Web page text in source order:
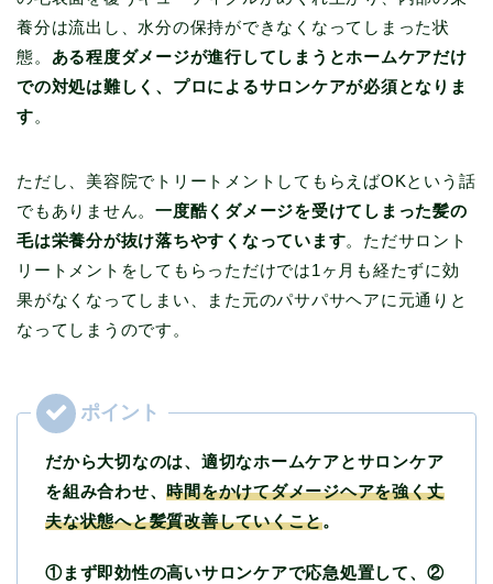
養分は流出し、水分の保持ができなくなってしまった状
態。 ある程度ダメージが進行してしまうとホームケアだけ
での対処は難しく、プロによるサロンケアが必須となりま
す。
ただし、美容院でトリートメントしてもらえばOKという話
でもありません。一度酷くダメージを受けてしまった髪の
毛は栄養分が抜け落ちやすくなっています。ただサロント
リートメントをしてもらっただけでは1ヶ月も経たずに効
果がなくなってしまい、また元のパサパサヘアに元通りと
なってしまうのです。
だから大切なのは、適切なホームケアとサロンケア
を組み合わせ、時間をかけてダメージヘアを強く丈
夫な状態へと髪質改善していくこと。
①まず即効性の高いサロンケアで応急処置して、②